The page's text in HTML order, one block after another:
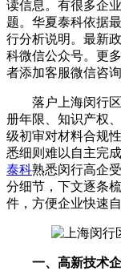
读信息。有很多企
题。华夏泰科依据
行分析说明。最新
科微信公众号。更
者添加客服微信咨询
落户上海闵行区
册年限、知识产权
级初审对材料合规
悉细则难以自主完
泰科熟悉闵行高企
分细节，下文逐条
件，方便企业快速
一、高新技术